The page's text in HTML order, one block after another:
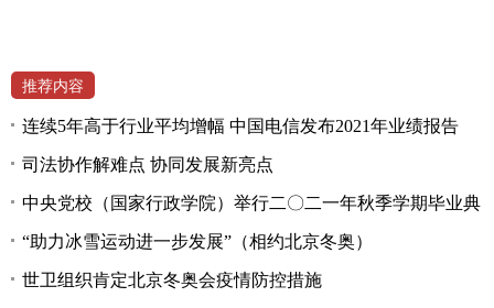
推荐内容
连续5年高于行业平均增幅 中国电信发布2021年业绩报告
司法协作解难点 协同发展新亮点
中央党校（国家行政学院）举行二〇二一年秋季学期毕业典
“助力冰雪运动进一步发展”（相约北京冬奥）
世卫组织肯定北京冬奥会疫情防控措施